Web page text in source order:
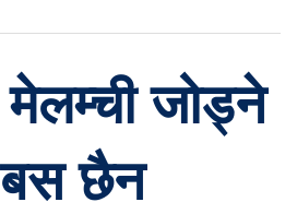
मेलम्ची जोड्ने
छैन